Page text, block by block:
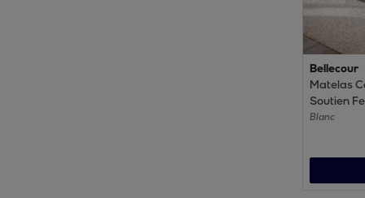
Bellecour
Matelas
Soutien
Mémoire
Blanc